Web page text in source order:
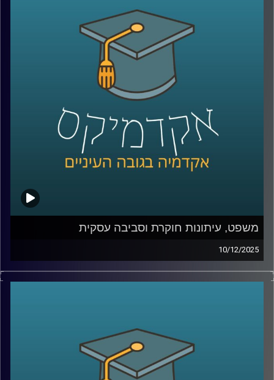
עשויה לשנות לחלוטין את הדרך שבה נאבחן ונעקוב אחרי
מחלות? ואיך פרויקט בינלאומי אדיר, שחקר את הגנומים של
סוגי סרטן שונים מכל העולם, יכול להציל חיים בעתיד הקרוב?
איתנו באולפן ד”ר מילאנה פרנקל־מורגנשטרן, מרצה בכירה
במכון סקוג’ן לביולוגיה סינתטית באוניברסיטת רייכמן, מומחית
בעלת שם עולמי בגנומיקה וביולוגיה חישובית, שחתומה על
משלבת מדע, טכנולוגיה וחדשנות רפואית ומביאה איתה חזון
ברור לעתיד שבו רפואה מותאמת אישית תהיה חלק מהמציאות
קרדיט תמונות:AudioVersity
משפט, עיתונות חוקרת וסביבה עסקית
10/12/2025
לפעמים, הסיפורים הגדולים ביותר על אחריות תאגידית
מתחילים במסמך משפטי.
היא משתמשת בייצור טפלון עלול לגרום למומים מולדים
ולזהם מקורות מים. במקום לעצור, היא הכפילה את הייצור.
הסיפור הזה, שנחשף שנים אחר כך בזכות אלפי מסמכים